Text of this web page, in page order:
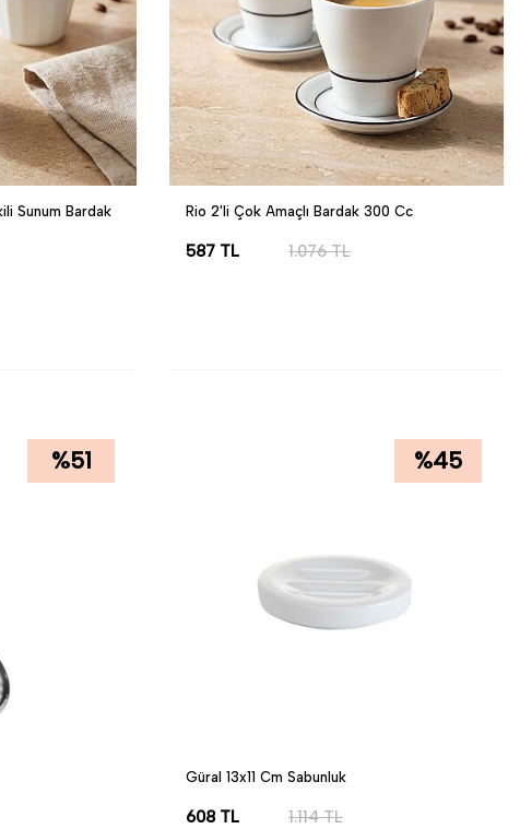
Sunum Bardak
Rio 2'li Çok Amaçlı Bardak 300 Cc
587 TL 1.076TL
%51 %45
Güral 13x11 Cm Sabunluk
608TL 1.114TL